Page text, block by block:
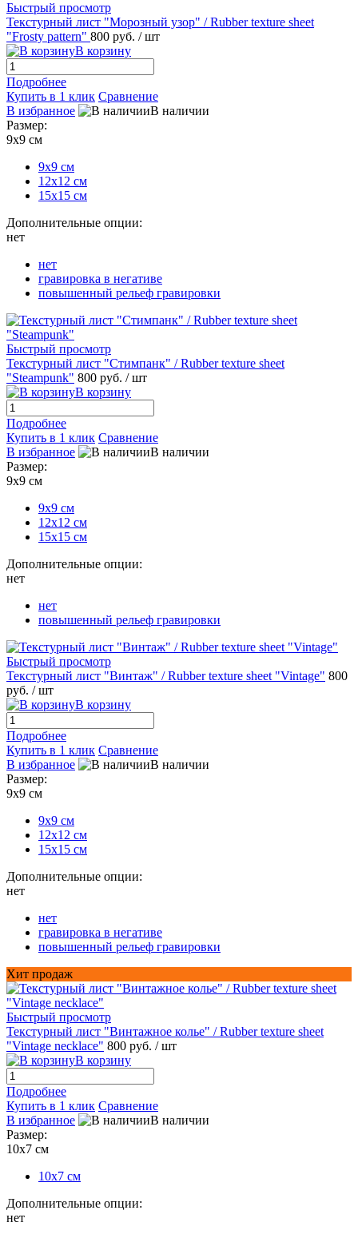
Быстрый просмотр
Текстурный лист "Морозный узор" / Rubber texture sheet
"Frosty pattern" 800 руб. / шт
В корзину
Подробнее
Купить в 1 клик Сравнение
В избранное
В наличии
Размер:
9х9 см
9х9 см
12х12 см
15х15 см
Дополнительные опции:
нет
нет
гравировка в негативе
повышенный рельеф гравировки
Быстрый просмотр
Текстурный лист "Стимпанк" / Rubber texture sheet
"Steampunk" 800 руб. / шт
В корзину
Подробнее
Купить в 1 клик Сравнение
В избранное
В наличии
Размер:
9х9 см
9х9 см
12х12 см
15х15 см
Дополнительные опции:
нет
нет
повышенный рельеф гравировки
Быстрый просмотр
Текстурный лист "Винтаж" / Rubber texture sheet "Vintage" 800
руб. / шт
В корзину
Подробнее
Купить в 1 клик Сравнение
В избранное
В наличии
Размер:
9х9 см
9х9 см
12х12 см
15х15 см
Дополнительные опции:
нет
нет
гравировка в негативе
повышенный рельеф гравировки
Хит продаж
Быстрый просмотр
Текстурный лист "Винтажное колье" / Rubber texture sheet
"Vintage necklace" 800 руб. / шт
В корзину
Подробнее
Купить в 1 клик Сравнение
В избранное
В наличии
Размер:
10х7 см
10х7 см
Дополнительные опции:
нет